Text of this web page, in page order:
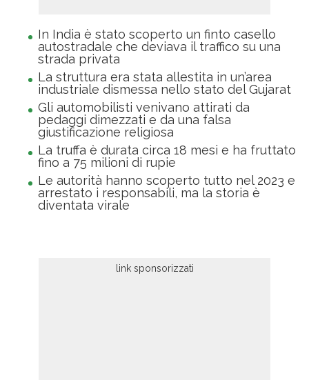
In India è stato scoperto un finto casello
autostradale che deviava il traffico su una
strada privata
La struttura era stata allestita in un’area
industriale dismessa nello stato del Gujarat
Gli automobilisti venivano attirati da
pedaggi dimezzati e da una falsa
giustificazione religiosa
La truffa è durata circa 18 mesi e ha fruttato
fino a 75 milioni di rupie
Le autorità hanno scoperto tutto nel 2023 e
arrestato i responsabili, ma la storia è
diventata virale